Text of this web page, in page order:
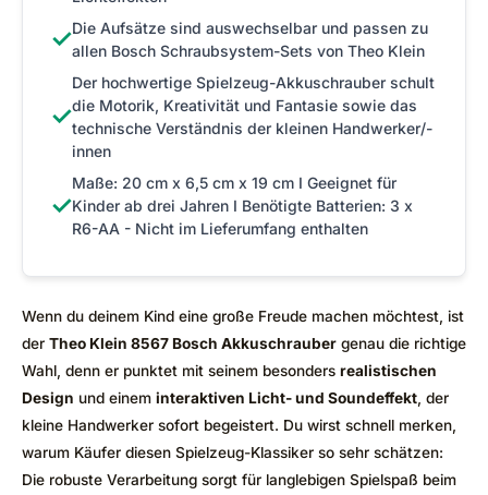
✓Die Aufsätze sind auswechselbar und passen zu
allen Bosch Schraubsystem-Sets von Theo Klein
✓
Der hochwertige Spielzeug-Akkuschrauber schult
die Motorik, Kreativität und Fantasie sowie das
technische Verständnis der kleinen Handwerker/-
innen
✓
Maße: 20 cm x 6,5 cm x 19 cm I Geeignet für
Kinder ab drei Jahren I Benötigte Batterien: 3 x
R6-AA - Nicht im Lieferumfang enthalten
Wenn du deinem Kind eine große Freude machen möchtest, ist
der Theo Klein 8567 Bosch Akkuschrauber genau die richtige
Wahl, denn er punktet mit seinem besonders realistischen
Design und einem interaktiven Licht- und Soundeffekt , der
kleine Handwerker sofort begeistert. Du wirst schnell merken,
warum Käufer diesen Spielzeug-Klassiker so sehr schätzen:
Die robuste Verarbeitung sorgt für langlebigen Spielspaß beim